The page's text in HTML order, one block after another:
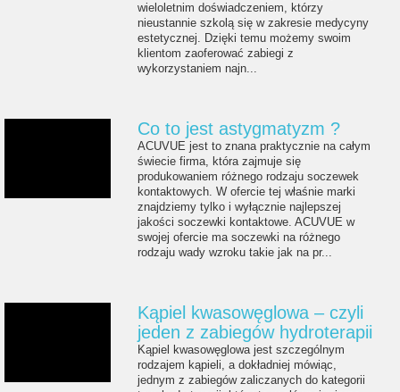
wieloletnim doświadczeniem, którzy
nieustannie szkolą się w zakresie medycyny
estetycznej. Dzięki temu możemy swoim
klientom zaoferować zabiegi z
wykorzystaniem najn...
Co to jest astygmatyzm ?
ACUVUE jest to znana praktycznie na całym
świecie firma, która zajmuje się
produkowaniem różnego rodzaju soczewek
kontaktowych. W ofercie tej właśnie marki
znajdziemy tylko i wyłącznie najlepszej
jakości soczewki kontaktowe. ACUVUE w
swojej ofercie ma soczewki na różnego
rodzaju wady wzroku takie jak na pr...
Kąpiel kwasowęglowa – czyli
jeden z zabiegów hydroterapii
Kąpiel kwasowęglowa jest szczególnym
rodzajem kąpieli, a dokładniej mówiąc,
jednym z zabiegów zaliczanych do kategorii